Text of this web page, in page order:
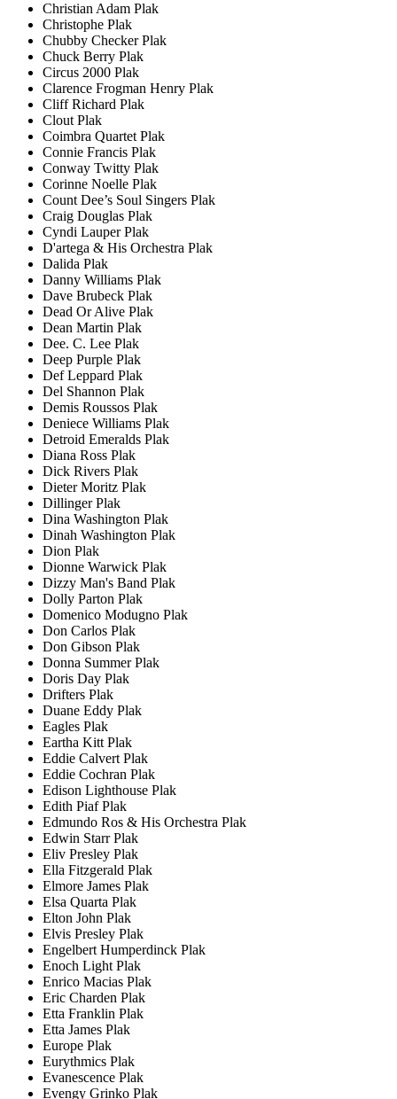
Christian Adam Plak
Christophe Plak
Chubby Checker Plak
Chuck Berry Plak
Circus 2000 Plak
Clarence Frogman Henry Plak
Cliff Richard Plak
Clout Plak
Coimbra Quartet Plak
Connie Francis Plak
Conway Twitty Plak
Corinne Noelle Plak
Count Dee’s Soul Singers Plak
Craig Douglas Plak
Cyndi Lauper Plak
D'artega & His Orchestra Plak
Dalida Plak
Danny Williams Plak
Dave Brubeck Plak
Dead Or Alive Plak
Dean Martin Plak
Dee. C. Lee Plak
Deep Purple Plak
Def Leppard Plak
Del Shannon Plak
Demis Roussos Plak
Deniece Williams Plak
Detroid Emeralds Plak
Diana Ross Plak
Dick Rivers Plak
Dieter Moritz Plak
Dillinger Plak
Dina Washington Plak
Dinah Washington Plak
Dion Plak
Dionne Warwick Plak
Dizzy Man's Band Plak
Dolly Parton Plak
Domenico Modugno Plak
Don Carlos Plak
Don Gibson Plak
Donna Summer Plak
Doris Day Plak
Drifters Plak
Duane Eddy Plak
Eagles Plak
Eartha Kitt Plak
Eddie Calvert Plak
Eddie Cochran Plak
Edison Lighthouse Plak
Edith Piaf Plak
Edmundo Ros & His Orchestra Plak
Edwin Starr Plak
Eliv Presley Plak
Ella Fitzgerald Plak
Elmore James Plak
Elsa Quarta Plak
Elton John Plak
Elvis Presley Plak
Engelbert Humperdinck Plak
Enoch Light Plak
Enrico Macias Plak
Eric Charden Plak
Etta Franklin Plak
Etta James Plak
Europe Plak
Eurythmics Plak
Evanescence Plak
Evengy Grinko Plak